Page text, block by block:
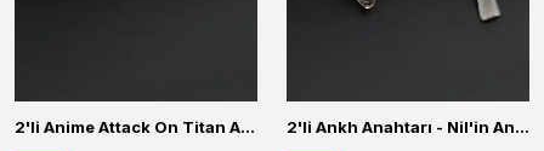
2'li Anime Attack On Titan Acrylic Maria Anime Naruto Erkek Kadın Kolye Seti 2'li Ankh Anahtarı - Nil'in Anahtarı - Kuru Kafa Erkek Kadın Kolye Seti